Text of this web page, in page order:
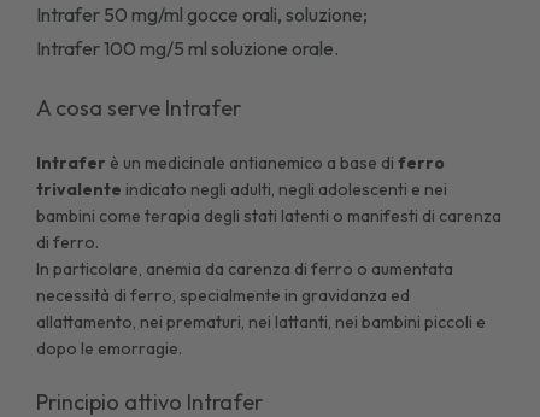
Intrafer 50 mg/ml gocce orali, soluzione;
Intrafer 100 mg/5 ml soluzione orale.
A cosa serve Intrafer
Intrafer è un medicinale antianemico a base diferro
trivalente indicato negli adulti, negli adolescenti e nei
bambini come terapia degli stati latenti o manifesti di carenza
di ferro.
In particolare, anemia da carenza di ferro o aumentata
necessità di ferro, specialmente in gravidanza ed
allattamento, nei prematuri, nei lattanti, nei bambini piccoli e
dopo le emorragie.
Principio attivo Intrafer